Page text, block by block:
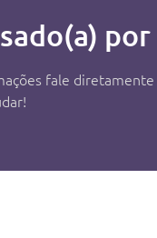
fale diretamente